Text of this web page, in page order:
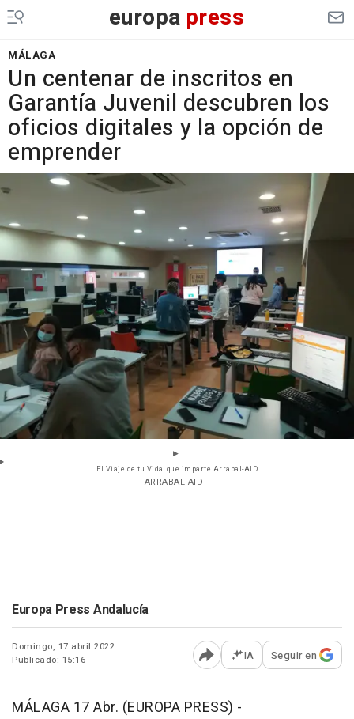
europa press
MÁLAGA
Un centenar de inscritos en
Garantía Juvenil descubren los
oficios digitales y la opción de
emprender
El Viaje de tu Vida' que imparte Arrabal-AID
- ARRABAL-AID
Europa Press Andalucía
Domingo, 17 abril 2022
Publicado: 15:16
Abrir opciones para
IA Seguir en
MÁLAGA 17 Abr. (EUROPA PRESS) -